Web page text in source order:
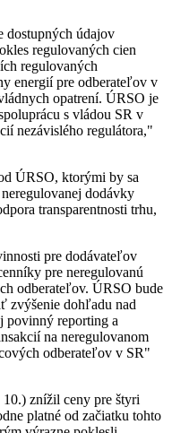
dostupných údajov
regulovaných cien
regulovaných
energií pre odberateľov v
opatrení. ÚRSO je
s vládou SR v
nezávislého regulátora,"
ÚRSO, ktorými by sa
dodávky
transparentnosti trhu,
pre dodávateľov
pre neregulovanú
odberateľov. ÚRSO bude
zvýšenie dohľadu nad
povinný reporting a
na neregulovanom
odberateľov v SR"
znížil ceny pre štyri
platné od začiatku tohto